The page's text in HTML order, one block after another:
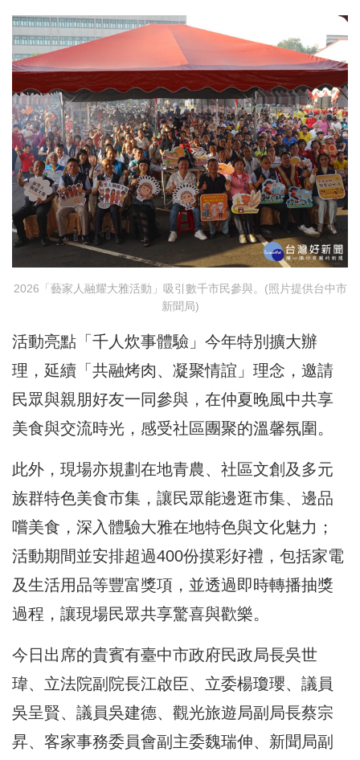
2026「藝家人融耀大雅活動」吸引數千市民參與。(照片提供台中市
新聞局)
活動亮點「千人炊事體驗」今年特別擴大辦
理，延續「共融烤肉、凝聚情誼」理念，邀請
民眾與親朋好友一同參與，在仲夏晚風中共享
美食與交流時光，感受社區團聚的溫馨氛圍。
此外，現場亦規劃在地青農、社區文創及多元
族群特色美食市集，讓民眾能邊逛市集、邊品
嚐美食，深入體驗大雅在地特色與文化魅力；
活動期間並安排超過400份摸彩好禮，包括家電
及生活用品等豐富獎項，並透過即時轉播抽獎
過程，讓現場民眾共享驚喜與歡樂。
今日出席的貴賓有臺中市政府民政局長吳世
瑋、立法院副院長江啟臣、立委楊瓊瓔、議員
吳呈賢、議員吳建德、觀光旅遊局副局長蔡宗
昇、客家事務委員會副主委魏瑞伸、新聞局副